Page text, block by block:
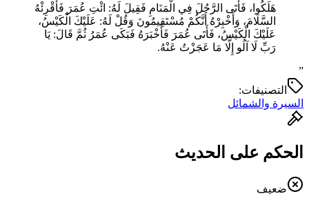
هَلَكُوا، فَأَتَى الرَّجُلَ فِي الْمَنَامِ فَقِيلَ لَهُ: ائْتِ عُمَرَ فَأَقْرِئْهُ
السَّلَامَ، وَأَخْبِرْهُ أَنَّكُمْ مُسْتَقِيمُونَ وَقُلْ لَهُ: عَلَيْكَ الْكَيْسُ،
عَلَيْكَ الْكَيْسُ، فَأَتَى عُمَرَ فَأَخْبَرَهُ فَبَكَى عُمَرُ ثُمَّ قَالَ: يَا
رَبِّ لَا آلُو إِلَّا مَا عَجَزْتُ عَنْهُ.
”
التصنيفات:
السيرة والشمائل
الحكم على الحديث
ضعيف